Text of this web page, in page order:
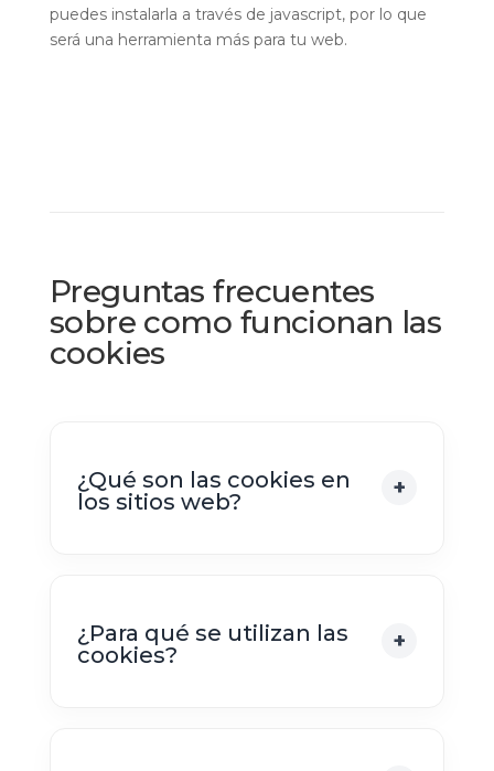
puedes instalarla a través de javascript, por lo que
será una herramienta más para tu web.
Preguntas frecuentes
sobre como funcionan las
cookies
¿Qué son las cookies en
los sitios web?
¿Para qué se utilizan las
cookies?